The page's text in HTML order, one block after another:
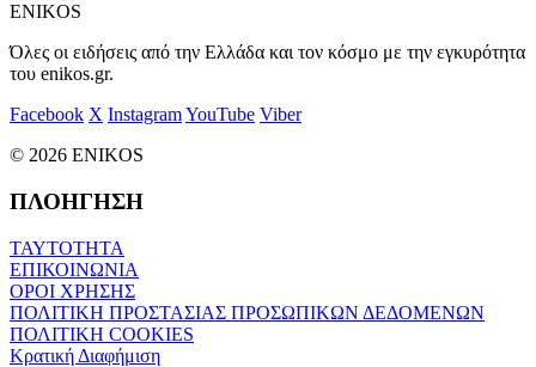
ENIKOS
Όλες οι ειδήσεις από την Ελλάδα και τον κόσμο με την εγκυρότητα
του enikos.gr.
Facebook X InstagramYouTube Viber
© 2026 ENIKOS
ΠΛΟΗΓΗΣΗ
ΤΑΥΤΟΤΗΤΑ
ΕΠΙΚΟΙΝΩΝΙΑ
ΟΡΟΙ ΧΡΗΣΗΣ
ΠΟΛΙΤΙΚΗ ΠΡΟΣΤΑΣΙΑΣ ΠΡΟΣΩΠΙΚΩΝ ΔΕΔΟΜΕΝΩΝ
ΠΟΛΙΤΙΚΗ COOKIES
Κρατική Διαφήμιση